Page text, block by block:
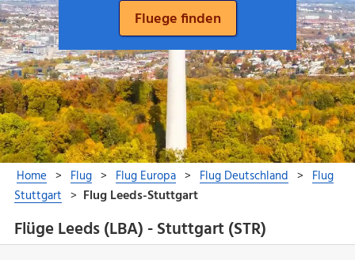
Flüge Leeds (LBA) - Stuttgart (STR)